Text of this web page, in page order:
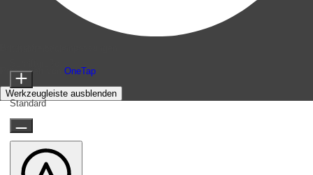
Präsentiert von OneTap
Werkzeugleiste ausblenden
Standard